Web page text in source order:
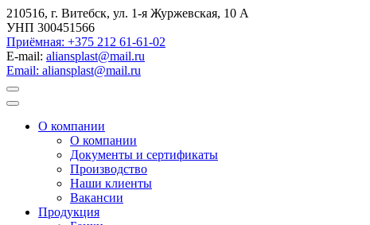
210516, г. Витебск, ул. 1-я Журжевская, 10 А
УНП 300451566
Приёмная: +375 212 61-61-02
E-mail: aliansplast@mail.ru
Email: aliansplast@mail.ru
О компании
О компании
Документы и сертификаты
Производство
Наши клиенты
Вакансии
Продукция